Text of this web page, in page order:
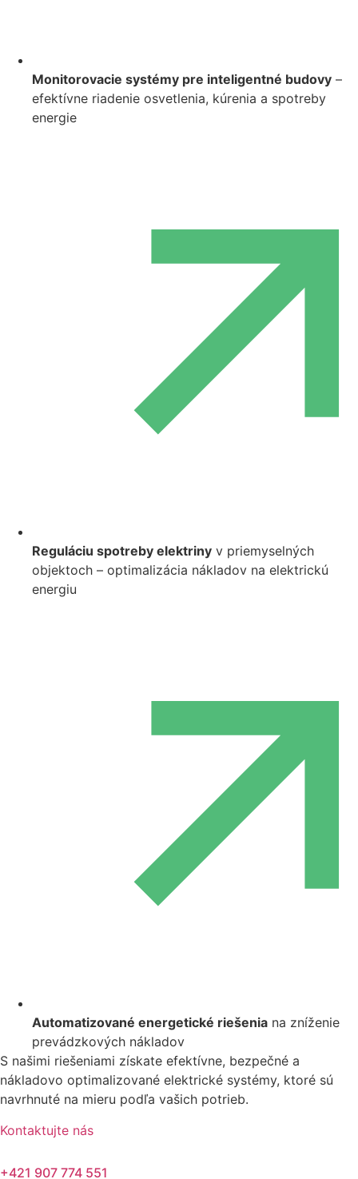
Monitorovacie systémy pre inteligentné budovy –
efektívne riadenie osvetlenia, kúrenia a spotreby
energie
Reguláciu spotreby elektriny v priemyselných
objektoch – optimalizácia nákladov na elektrickú
energiu
Automatizované energetické riešenia na zníženie
prevádzkových nákladov
S našimi riešeniami získate efektívne, bezpečné a
nákladovo optimalizované elektrické systémy, ktoré sú
navrhnuté na mieru podľa vašich potrieb.
Kontaktujte nás
+421 907 774 551